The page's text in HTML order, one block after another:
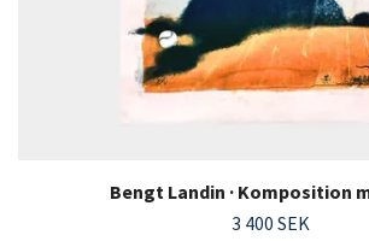
Bengt Landin · Komposition
3 400 SEK